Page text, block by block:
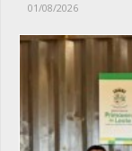
01/08/2026